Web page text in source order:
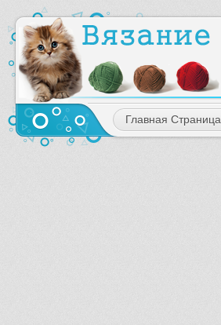
Главная Страница